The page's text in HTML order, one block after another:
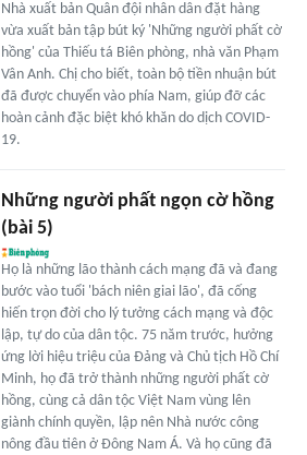
Nhà xuất bản Quân đội nhân dân đặt hàng
vừa xuất bản tập bút ký 'Những người phất cờ
hồng' của Thiếu tá Biên phòng, nhà văn Phạm
Vân Anh. Chị cho biết, toàn bộ tiền nhuận bút
đã được chuyển vào phía Nam, giúp đỡ các
hoàn cảnh đặc biệt khó khăn do dịch COVID-
19.
Những người phất ngọn cờ hồng
(bài 5)
Họ là những lão thành cách mạng đã và đang
bước vào tuổi 'bách niên giai lão', đã cống
hiến trọn đời cho lý tưởng cách mạng và độc
lập, tự do của dân tộc. 75 năm trước, hưởng
ứng lời hiệu triệu của Đảng và Chủ tịch Hồ Chí
Minh, họ đã trở thành những người phất cờ
hồng, cùng cả dân tộc Việt Nam vùng lên
giành chính quyền, lập nên Nhà nước công
nông đầu tiên ở Đông Nam Á. Và họ cũng đã